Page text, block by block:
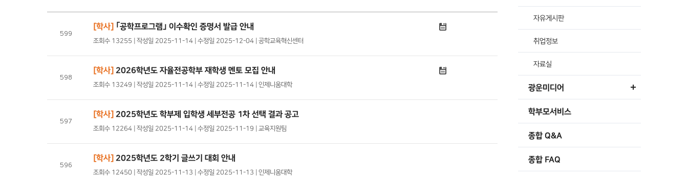
599
[학사] ｢공학프로그램｣ 이수확인 증명서 발급 안내
조회수 13255 | 작성일 2025-11-14 | 수정일 2025-12-04 | 공학교육혁신센터
598
[학사] 2026학년도 자율전공학부 재학생 멘토 모집 안내
조회수 13249 | 작성일 2025-11-14 | 수정일 2025-11-14 | 인제니움대학
597
[학사] 2025학년도 학부제 입학생 세부전공 1차 선택 결과 공고
조회수 12264 | 작성일 2025-11-14 | 수정일 2025-11-19 | 교육지원팀
596
[학사] 2025학년도 2학기 글쓰기 대회 안내
조회수 12450 | 작성일 2025-11-13 | 수정일 2025-11-13 | 인제니움대학
자유게시판
취업정보
자료실
광운미디어
학부모서비스
종합 Q&A
종합 FAQ